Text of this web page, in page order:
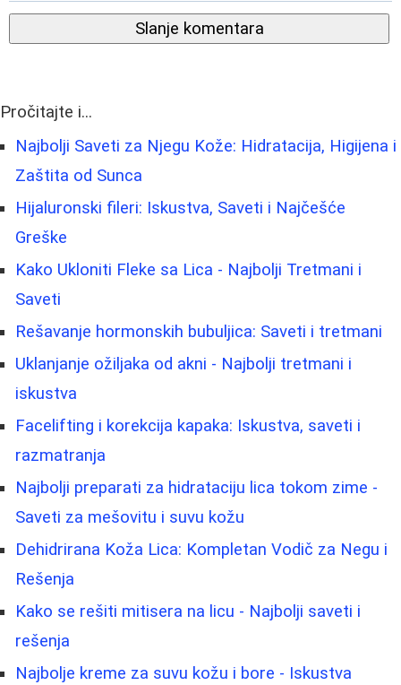
Slanje komentara
Pročitajte i...
Najbolji Saveti za Njegu Kože: Hidratacija, Higijena i
Zaštita od Sunca
Hijaluronski fileri: Iskustva, Saveti i Najčešće
Greške
Kako Ukloniti Fleke sa Lica - Najbolji Tretmani i
Saveti
Rešavanje hormonskih bubuljica: Saveti i tretmani
Uklanjanje ožiljaka od akni - Najbolji tretmani i
iskustva
Facelifting i korekcija kapaka: Iskustva, saveti i
razmatranja
Najbolji preparati za hidrataciju lica tokom zime -
Saveti za mešovitu i suvu kožu
Dehidrirana Koža Lica: Kompletan Vodič za Negu i
Rešenja
Kako se rešiti mitisera na licu - Najbolji saveti i
rešenja
Najbolje kreme za suvu kožu i bore - Iskustva